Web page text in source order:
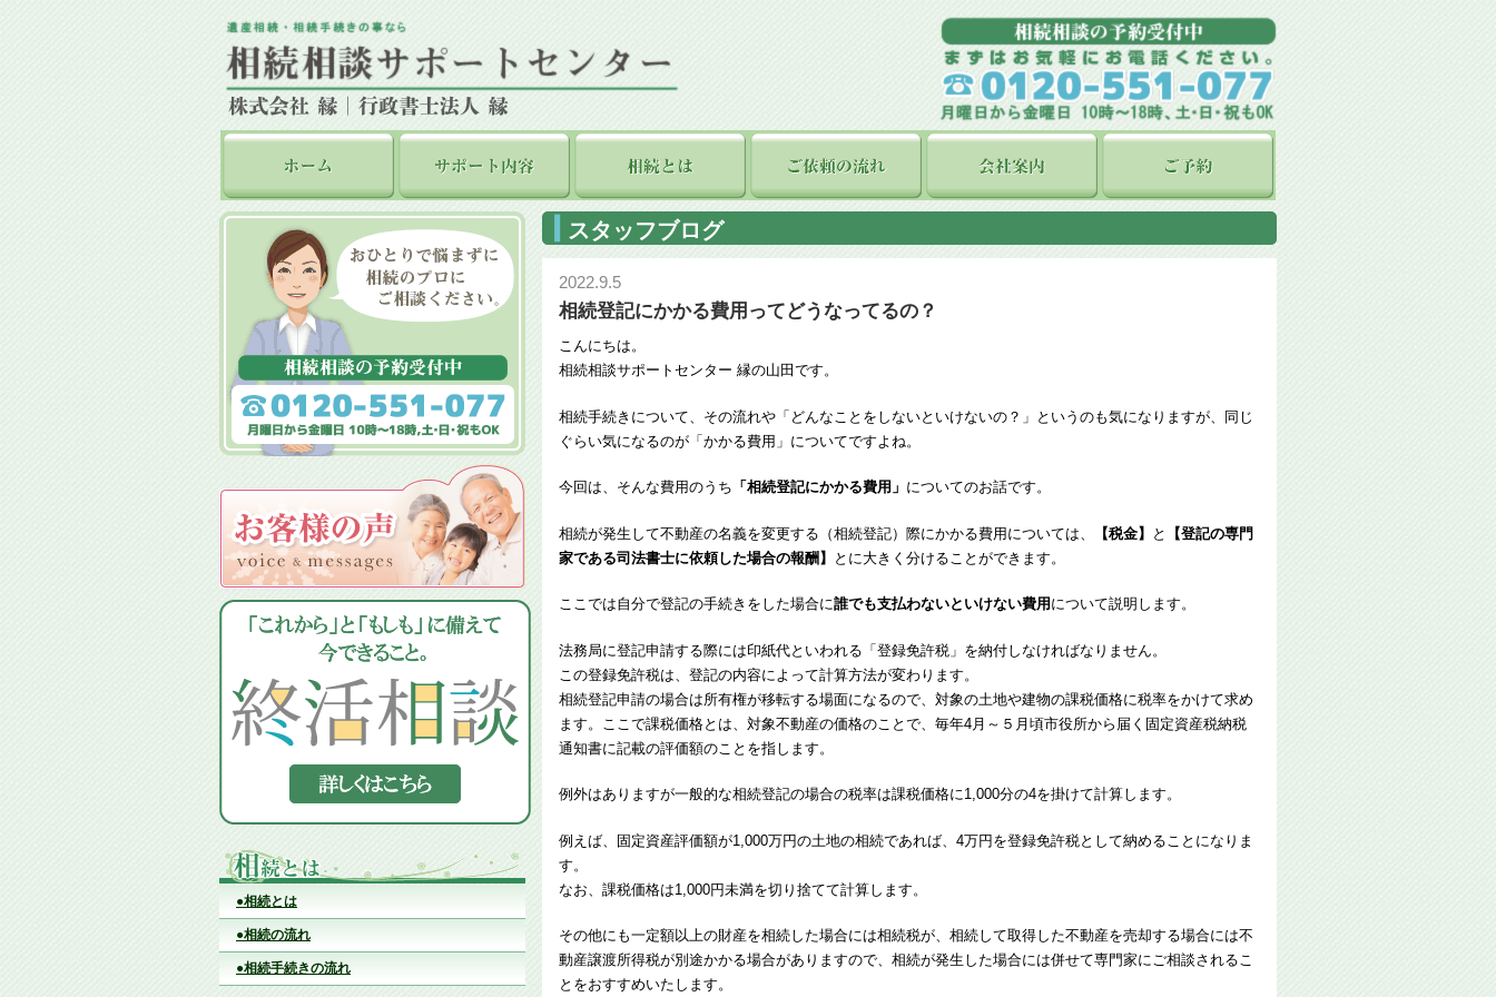
●相続とは
●相続の流れ
●相続手続きの流れ
スタッフブログ
2022.9.5
相続登記にかかる費用ってどうなってるの？
こんにちは。
相続相談サポートセンター 縁の山田です。
相続手続きについて、その流れや「どんなことをしないといけないの？」というのも気になりますが、同じ
ぐらい気になるのが「かかる費用」についてですよね。
今回は、そんな費用のうち 「相続登記にかかる費用」 についてのお話です。
相続が発生して不動産の名義を変更する（相続登記）際にかかる費用については、 【税金】 と
【登記の専門
家である司法書士に依頼した場合の報酬】
とに大きく分けることができます。
ここでは自分で登記の手続きをした場合に誰でも支払わないといけない費用 について説明します。
法務局に登記申請する際には印紙代といわれる「登録免許税」を納付しなければなりません。
この登録免許税は、登記の内容によって計算方法が変わります。
相続登記申請の場合は所有権が移転する場面になるので、対象の土地や建物の課税価格に税率をかけて求め
ます。ここで課税価格とは、対象不動産の価格のことで、毎年4月～５月頃市役所から届く固定資産税納税
通知書に記載の評価額のことを指します。
例外はありますが一般的な相続登記の場合の税率は課税価格に1,000分の4を掛けて計算します。
例えば、固定資産評価額が1,000万円の土地の相続であれば、4万円を登録免許税として納めることになりま
す。
なお、課税価格は1,000円未満を切り捨てて計算します。
その他にも一定額以上の財産を相続した場合には相続税が、相続して取得した不動産を売却する場合には不
動産譲渡所得税が別途かかる場合がありますので、相続が発生した場合には併せて専門家にご相談されるこ
とをおすすめいたします。